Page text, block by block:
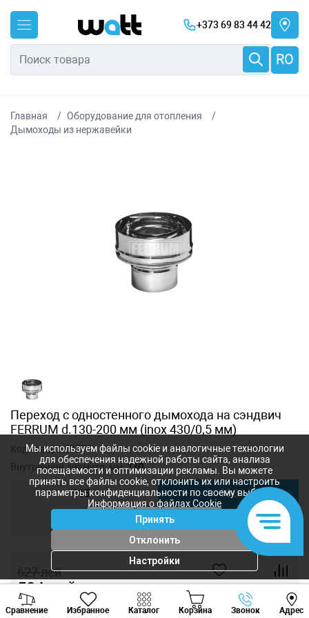
+373 69 83 44 42
RO
Главная
Оборудование для отопления
Дымоходы из нержавейки
Переход с одностенного дымохода на сэндвич
FERRUM d.130-200 мм (inox 430/0,5 мм)
Код товара:f3705
Внутренний диаметр, мм:130
115 130
627лей
504лей
Сравнение Избранное Каталог Корзина Звонок Адрес
Viber Whatsapp
Мы используем файлы cookie и аналогичные технологии
для обеспечения надежной работы сайта, анализа
посещаемости и оптимизации рекламы. Вы можете
принять все файлы cookie, отклонить их или настроить
параметры конфиденциальности по своему выбору.
Информация о файлах Cookie
Принять
Отклонить
Настройки